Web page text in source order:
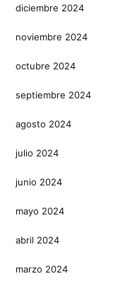
diciembre 2024
noviembre 2024
octubre 2024
septiembre 2024
agosto 2024
julio 2024
junio 2024
mayo 2024
abril 2024
marzo 2024